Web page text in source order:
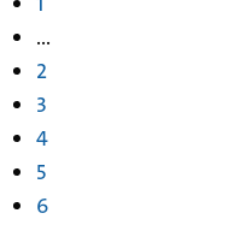
...
2
3
4
5
6